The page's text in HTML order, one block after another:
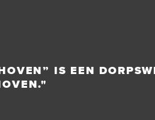
IS EEN